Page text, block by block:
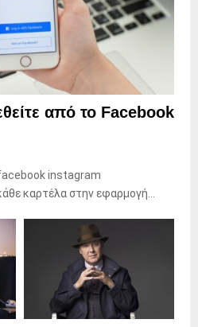
από το Facebook
instagram
καρτέλα στην εφαρμογή...